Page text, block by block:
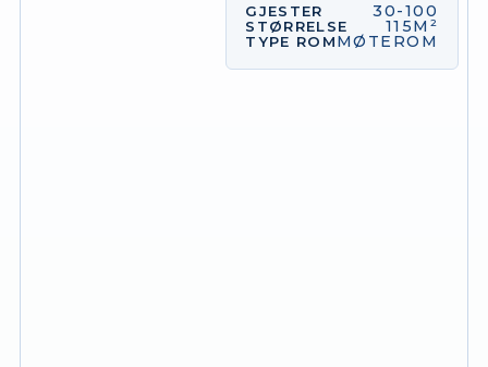
GJESTER 30-100
STØRRELSE 115M²
TYPE ROMMØTEROM